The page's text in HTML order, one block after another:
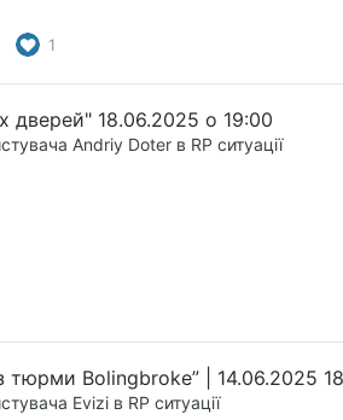
1
дверей" 18.06.2025 о 19:00
Andriy Doter в RP ситуації
тюрми Bolingbroke” | 14.06.2025
Evizi в RP ситуації